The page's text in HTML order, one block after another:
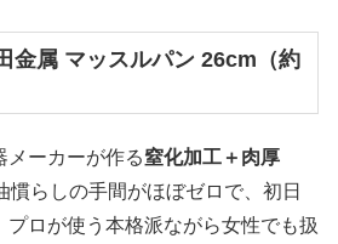
金属 マッスルパン 26cm（約
メーカーが作る窒化加工＋肉厚
慣らしの手間がほぼゼロで、初日
ロが使う本格派ながら女性でも扱